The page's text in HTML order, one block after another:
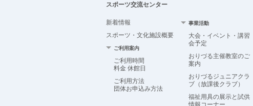
スポーツ交流センター
新着情報
スポーツ・文化施設概要
ご利用案内
ご利用時間
料金 休館日
ご利用方法
団体お申込み方法
事業活動
大会・イベント・講習
会予定
おりづる主催教室のご
案内
おりづるジュニアクラ
ブ（放課後クラブ）
福祉用具の展示と試供
情報コーナー